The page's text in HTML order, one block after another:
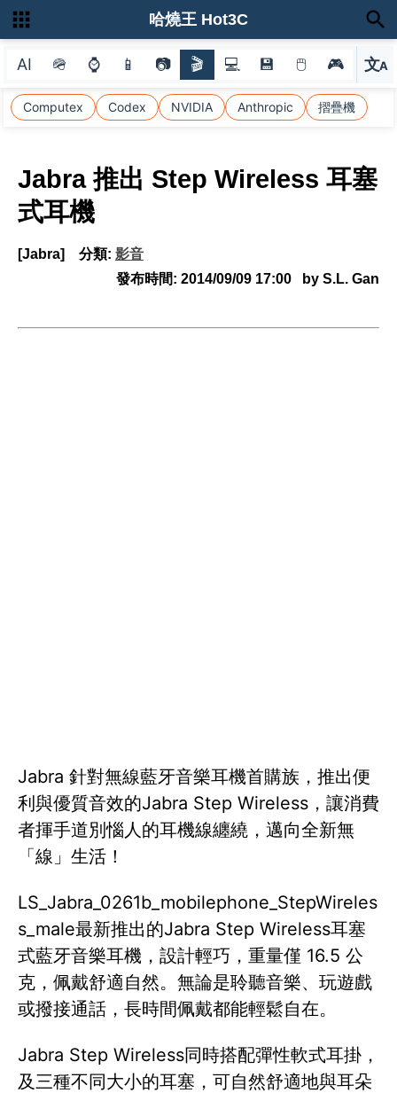
AI 🪖 ⌚ 📱 📷 🎬 💻 💾 🖱 🎮 文A
選
Computex Codex NVIDIA Anthropic 摺疊機
哈燒王 Hot3C
Jabra 推出 Step Wireless 耳塞
式耳機
[Jabra] 分類: 影音
發布時間: 2014/09/09 17:00 by S.L. Gan
Jabra 針對無線藍牙音樂耳機首購族，推出便
利與優質音效的Jabra Step Wireless，讓消費
者揮手道別惱人的耳機線纏繞，邁向全新無
「線」生活！
LS_Jabra_0261b_mobilephone_StepWireles
s_male最新推出的Jabra Step Wireless耳塞
式藍牙音樂耳機，設計輕巧，重量僅 16.5 公
克，佩戴舒適自然。無論是聆聽音樂、玩遊戲
或撥接通話，長時間佩戴都能輕鬆自在。
Jabra Step Wireless同時搭配彈性軟式耳掛，
及三種不同大小的耳塞，可自然舒適地與耳朵